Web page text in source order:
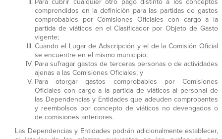
Para cubrir cualquier otro pago distinto a los conceptos
comprendidos en la definición para las partidas de gastos
comprobables por Comisiones Oficiales con cargo a la
partida de viáticos en el Clasificador por Objeto de Gasto
vigente;
Cuando el Lugar de Adscripción y el de la Comisión Oficial
se encuentre en el mismo municipio;
Para sufragar gastos de terceras personas o de actividades
ajenas a las Comisiones Oficiales; y
Para otorgar gastos comprobables por Comisiones
Oficiales con cargo a la partida de viáticos al personal de
las Dependencias y Entidades que adeuden comprobantes
y reembolsos por concepto de viáticos no devengados o
de comisiones anteriores.
Las Dependencias y Entidades podrán adicionalmente establecer,